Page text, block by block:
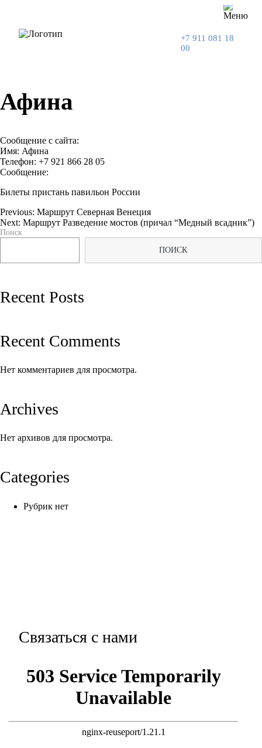
+7 911 081 18
00
Афина
Сообщение с сайта:
Имя: Афина
Телефон: +7 921 866 28 05
Сообщение:
Билеты пристань павильон России
Навигация
записям
Previous: Маршрут Северная Венеция
Next: Маршрут Разведение мостов (причал “Медный всадник”)
Поиск
ПОИСК
Recent Posts
Recent Comments
Нет комментариев для просмотра.
Archives
Нет архивов для просмотра.
Categories
Рубрик нет
Связаться с нами